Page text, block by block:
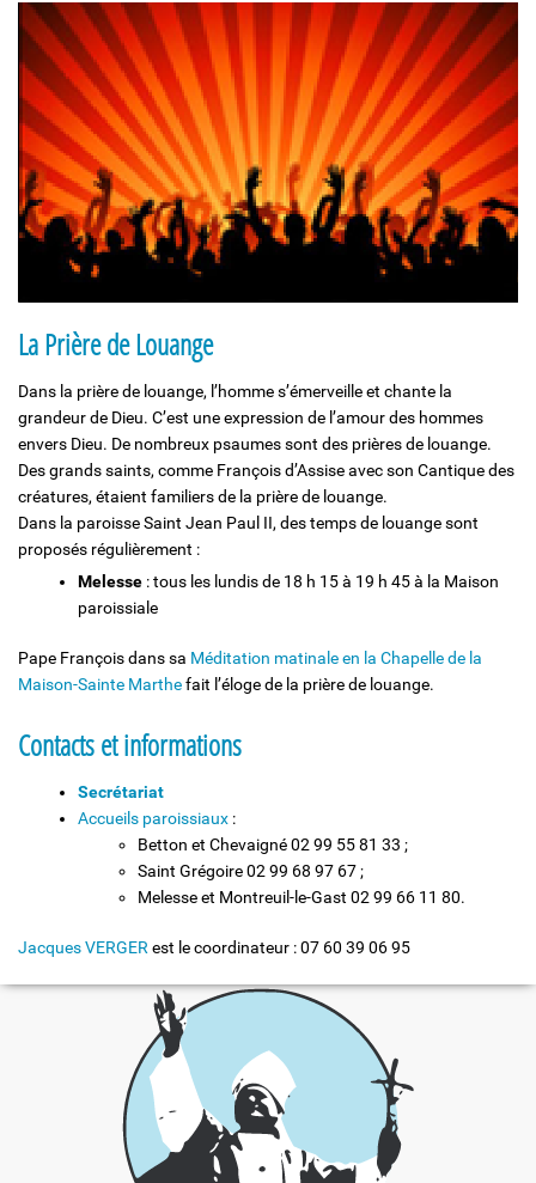
Solidarité et Mouvements
La Prière de Louange
Dans la prière de louange, l’homme s’émerveille et chante la
grandeur de Dieu. C’est une expression de l’amour des hommes
envers Dieu. De nombreux psaumes sont des prières de louange.
Des grands saints, comme François d’Assise avec son Cantique des
créatures, étaient familiers de la prière de louange.
Dans la paroisse Saint Jean Paul II, des temps de louange sont
proposés régulièrement :
Melesse : tous les lundis de 18 h 15 à 19 h 45 à la Maison
paroissiale
Pape François dans sa Méditation matinale en la Chapelle de la
Maison-Sainte Marthefait l’éloge de la prière de louange.
Contacts et informations
Secrétariat
Accueils paroissiaux :
Betton et Chevaigné 02 99 55 81 33 ;
Saint Grégoire 02 99 68 97 67 ;
Melesse et Montreuil-le-Gast 02 99 66 11 80.
Jacques VERGER est le coordinateur : 07 60 39 06 95